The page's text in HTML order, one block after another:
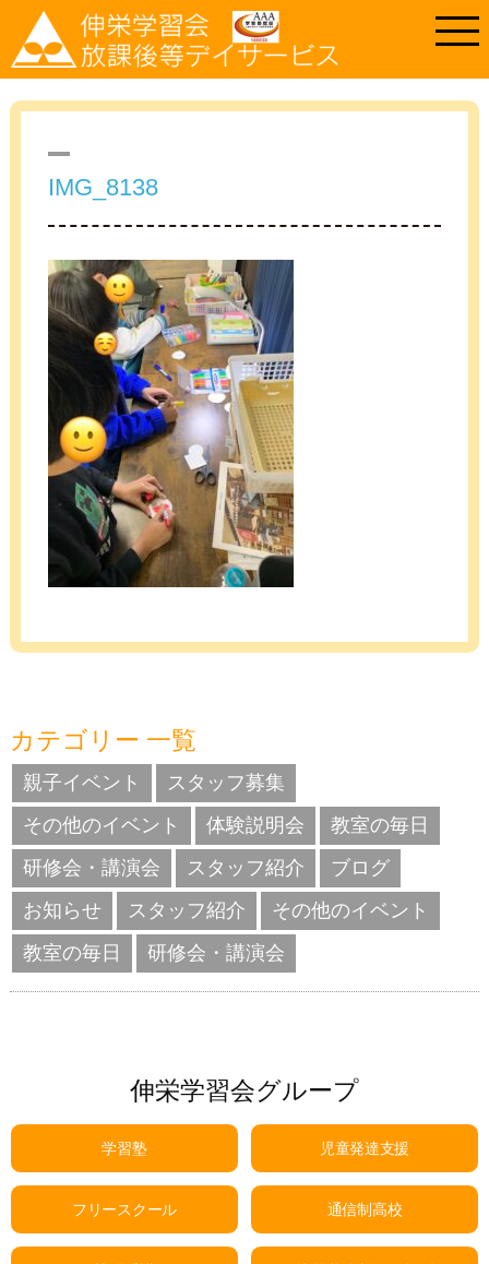
IMG_8138
カテゴリー 一覧
親子イベント
スタッフ募集
その他のイベント
体験説明会
教室の毎日
研修会・講演会
スタッフ紹介
ブログ
お知らせ
スタッフ紹介
その他のイベント
教室の毎日
研修会・講演会
伸栄学習会グループ
学習塾 児童発達支援
フリースクール 通信制高校